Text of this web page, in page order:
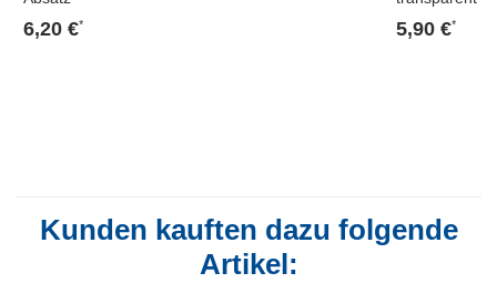
6,20 €* 5,90 €*
Kunden kauften dazu folgende
Artikel: